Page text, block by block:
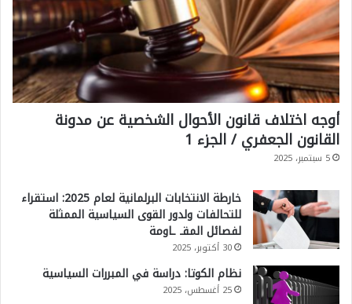
أوجه اختلاف قانون الأحوال الشخصية عن مدونة
القانون الجعفري / الجزء 1
5 سبتمبر، 2025
خارطة الانتخابات البرلمانية لعام 2025: استقراء
للتحالفات ولدور القوى السياسية الممثلة
لفصائل المقـ ـاومة
30 أكتوبر، 2025
نظام الكوتا: دراسة في المبررات السياسية
25 أغسطس، 2025